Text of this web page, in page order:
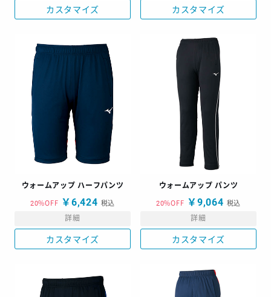
カスタマイズ カスタマイズ
ウォームアップ ハーフパンツ
20%OFF ￥6,424 税込
詳細
カスタマイズ
ウォームアップ パンツ
20%OFF ￥9,064 税込
詳細
カスタマイズ